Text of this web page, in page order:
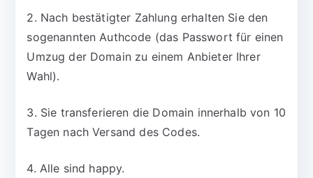
2. Nach bestätigter Zahlung erhalten Sie den
sogenannten Authcode (das Passwort für einen
Umzug der Domain zu einem Anbieter Ihrer
Wahl).
3. Sie transferieren die Domain innerhalb von 10
Tagen nach Versand des Codes.
4. Alle sind happy.